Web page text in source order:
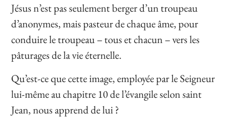
Jésus n’est pas seulement berger d’un troupeau
d’anonymes, mais pasteur de chaque âme, pour
conduire le troupeau – tous et chacun – vers les
pâturages de la vie éternelle.
Qu’est-ce que cette image, employée par le Seigneur
lui-même au chapitre 10 de l’évangile selon saint
Jean, nous apprend de lui ?